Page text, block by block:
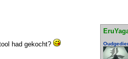
had gekocht?